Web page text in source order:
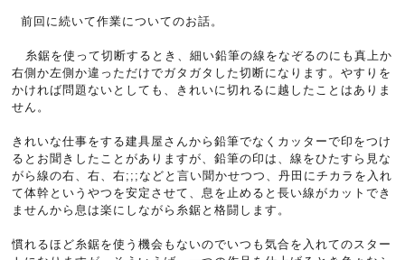
前回に続いて作業についてのお話。
糸鋸を使って切断するとき、細い鉛筆の線をなぞるのにも真上か
右側か左側か違っただけでガタガタした切断になります。やすりを
かければ問題ないとしても、きれいに切れるに越したことはありま
せん。
きれいな仕事をする建具屋さんから鉛筆でなくカッターで印をつけ
るとお聞きしたことがありますが、鉛筆の印は、線をひたすら見な
がら線の右、右、右;;;などと言い聞かせつつ、丹田にチカラを入れ
て体幹というやつを安定させて、息を止めると長い線がカットでき
ませんから息は楽にしながら糸鋸と格闘します。
慣れるほど糸鋸を使う機会もないのでいつも気合を入れてのスター